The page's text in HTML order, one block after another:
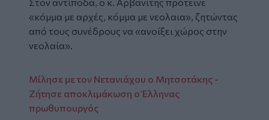
«κόμμα με αρχές, κόμμα με νεολαια», ζητώντας
από τους συνέδρους να «ανοίξει χώρος στην
νεολαία».
Μίλησε με τον Νετανιάχου ο Μητσοτάκης -
Ζήτησε αποκλιμάκωση ο Έλληνας
πρωθυπουργός